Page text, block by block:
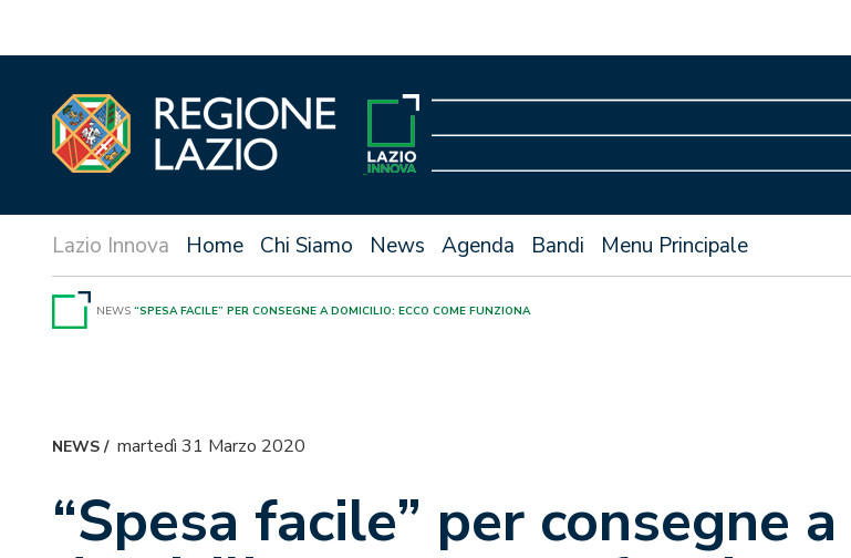
Home Chi Siamo News Agenda Bandi Menu Principale
NEWS “SPESA FACILE” PER CONSEGNE A DOMICILIO: ECCO COME FUNZIONA
NEWS/ martedì 31 Marzo 2020
“Spesa facile” per consegne a